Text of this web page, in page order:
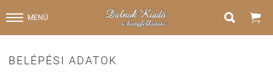
MENÜ  
BELÉPÉSI ADATOK